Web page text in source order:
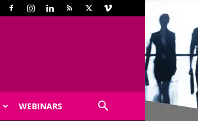
WEBINARS